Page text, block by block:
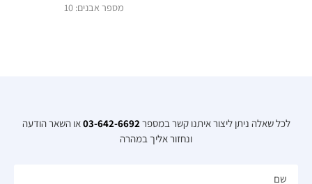
מספר אבנים: 10
לכל שאלה ניתן ליצור איתנו קשר במספר03-642-6692או השאר הודעה
ונחזור אליך במהרה​